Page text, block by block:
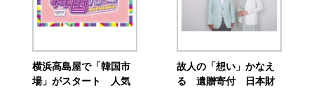
横浜高島屋で「韓国市
場」がスタート 人気
故人の「想い」かなえ
る 遺贈寄付 日本財